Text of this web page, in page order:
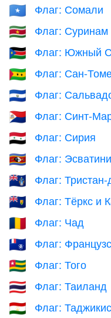
🇸🇴 Флаг: Сомали
🇸🇷 Флаг: Суринам
🇸🇸 Флаг: Южный
🇸🇹 Флаг: Сан-
🇸🇻 Флаг:
🇸🇽 Флаг: Синт-
🇸🇾 Флаг: Сирия
🇸🇿 Флаг: Эсватини
🇹🇦 Флаг: Тристан-
🇹🇨 Флаг: Тёркс и
🇹🇩 Флаг: Чад
🇹🇫 Флаг:
🇹🇬 Флаг: Того
🇹🇭 Флаг: Таиланд
🇹🇯 Флаг: